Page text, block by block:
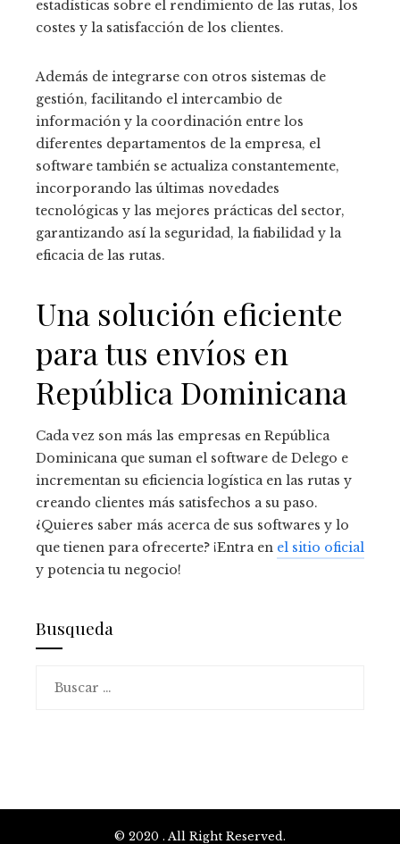
estadísticas sobre el rendimiento de las rutas, los
costes y la satisfacción de los clientes.
Además de integrarse con otros sistemas de
gestión, facilitando el intercambio de
información y la coordinación entre los
diferentes departamentos de la empresa, el
software también se actualiza constantemente,
incorporando las últimas novedades
tecnológicas y las mejores prácticas del sector,
garantizando así la seguridad, la fiabilidad y la
eficacia de las rutas.
Una solución eficiente
para tus envíos en
República Dominicana
Cada vez son más las empresas en República
Dominicana que suman el software de Delego e
incrementan su eficiencia logística en las rutas y
creando clientes más satisfechos a su paso.
¿Quieres saber más acerca de sus softwares y lo
que tienen para ofrecerte? ¡Entra en el sitio oficial
y potencia tu negocio!
Busqueda
© 2020 . All Right Reserved.